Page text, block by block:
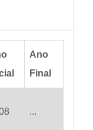
Ano
Final
...